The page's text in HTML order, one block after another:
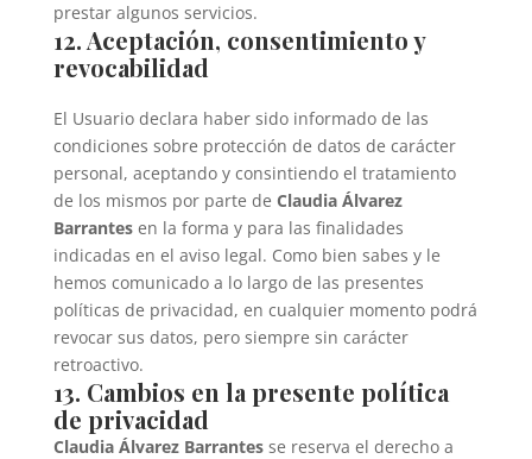
prestar algunos servicios.
12. Aceptación, consentimiento y
revocabilidad
El Usuario declara haber sido informado de las
condiciones sobre protección de datos de carácter
personal, aceptando y consintiendo el tratamiento
de los mismos por parte de Claudia Álvarez
Barrantes en la forma y para las finalidades
indicadas en el aviso legal. Como bien sabes y le
hemos comunicado a lo largo de las presentes
políticas de privacidad, en cualquier momento podrá
revocar sus datos, pero siempre sin carácter
retroactivo.
13. Cambios en la presente política
de privacidad
Claudia Álvarez Barrantes se reserva el derecho a